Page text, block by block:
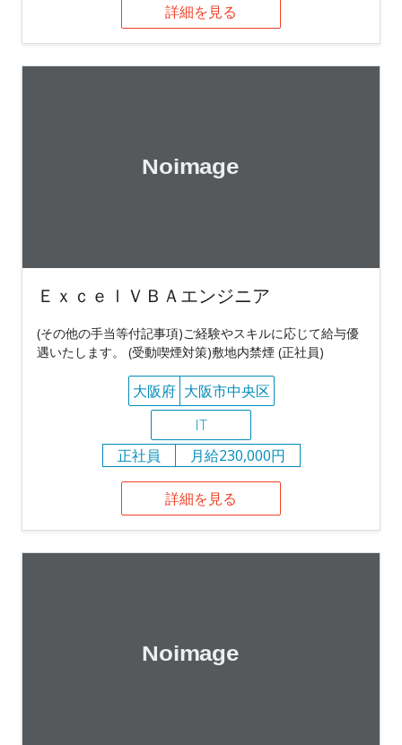
詳細を見る
ＥｘｃｅｌＶＢＡエンジニア
(その他の手当等付記事項)ご経験やスキルに応じて給与優
遇いたします。 (受動喫煙対策)敷地内禁煙 (正社員)
大阪府 大阪市中央区
IT
正社員
月給230,000円
詳細を見る